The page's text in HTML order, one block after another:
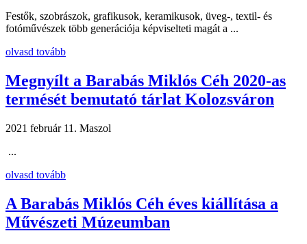
Festők, szobrászok, grafikusok, keramikusok, üveg-, textil- és
fotóművészek több generációja képviselteti magát a ...
olvasd tovább
Megnyílt a Barabás Miklós Céh 2020-as
termését bemutató tárlat Kolozsváron
2021 február 11. Maszol
...
olvasd tovább
A Barabás Miklós Céh éves kiállítása a
Művészeti Múzeumban